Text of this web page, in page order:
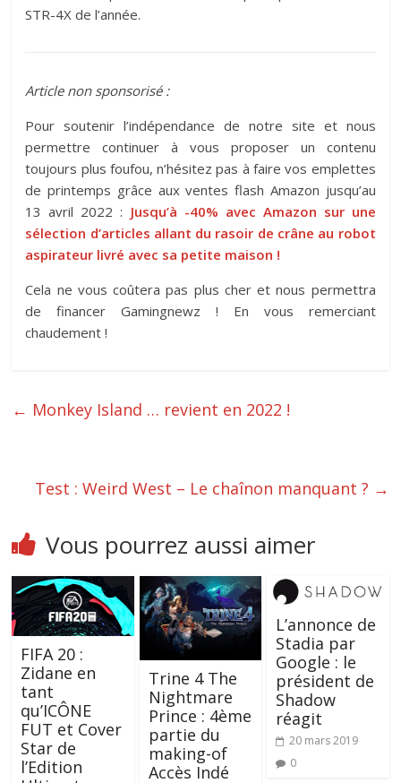
STR-4X de l’année.
Article non sponsorisé :
Pour soutenir l’indépendance de notre site et nous
permettre continuer à vous proposer un contenu
toujours plus foufou, n’hésitez pas à faire vos emplettes
de printemps grâce aux ventes flash Amazon jusqu’au
13 avril 2022 : Jusqu’à -40% avec Amazon sur une
sélection d’articles allant du rasoir de crâne au robot
aspirateur livré avec sa petite maison !
Cela ne vous coûtera pas plus cher et nous permettra
de financer Gamingnewz ! En vous remerciant
chaudement !
← Monkey Island … revient en 2022 !
Test : Weird West – Le chaînon manquant ? →
Vous pourrez aussi aimer
FIFA 20 :
Zidane en
tant
qu’ICÔNE
FUT et Cover
Star de
l’Edition
Trine 4 The
Nightmare
Prince : 4ème
partie du
making-of
Accès Indé
L’annonce de
Stadia par
Google : le
président de
Shadow
réagit
20 mars 2019
0